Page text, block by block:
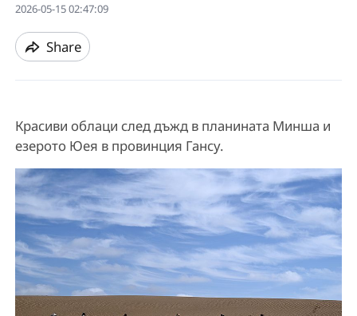
2026-05-15 02:47:09
Share
Красиви облаци след дъжд в планината Минша и
езерото Юея в провинция Гансу.